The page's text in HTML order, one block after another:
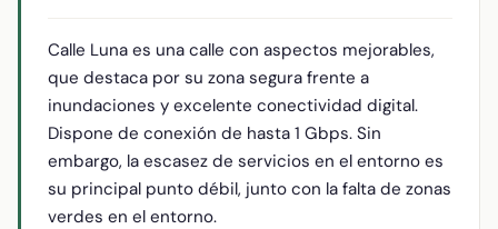
Calle Luna es una calle con aspectos mejorables,
que destaca por su zona segura frente a
inundaciones y excelente conectividad digital.
Dispone de conexión de hasta 1 Gbps. Sin
embargo, la escasez de servicios en el entorno es
su principal punto débil, junto con la falta de zonas
verdes en el entorno.